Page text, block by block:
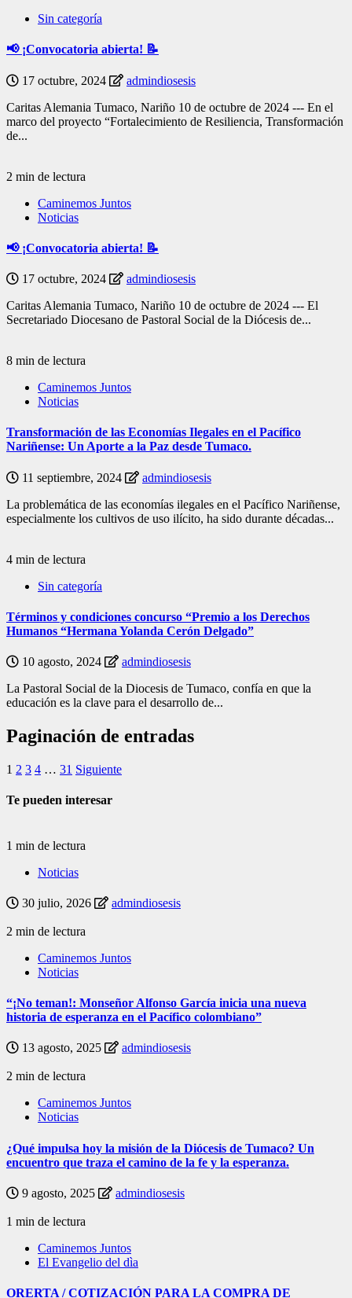
Sin categoría
📢 ¡Convocatoria abierta! 📝
17 octubre, 2024
admindiosesis
Caritas Alemania Tumaco, Nariño 10 de octubre de 2024 --- En el
marco del proyecto “Fortalecimiento de Resiliencia, Transformación
de...
2 min de lectura
Caminemos Juntos
Noticias
📢 ¡Convocatoria abierta! 📝
17 octubre, 2024
admindiosesis
Caritas Alemania Tumaco, Nariño 10 de octubre de 2024 --- El
Secretariado Diocesano de Pastoral Social de la Diócesis de...
8 min de lectura
Caminemos Juntos
Noticias
Transformación de las Economías Ilegales en el Pacífico
Nariñense: Un Aporte a la Paz desde Tumaco.
11 septiembre, 2024
admindiosesis
La problemática de las economías ilegales en el Pacífico Nariñense,
especialmente los cultivos de uso ilícito, ha sido durante décadas...
4 min de lectura
Sin categoría
Términos y condiciones concurso “Premio a los Derechos
Humanos “Hermana Yolanda Cerón Delgado”
10 agosto, 2024
admindiosesis
La Pastoral Social de la Diocesis de Tumaco, confía en que la
educación es la clave para el desarrollo de...
Paginación de entradas
1 2 3 4 … 31 Siguiente
Te pueden interesar
1 min de lectura
Noticias
30 julio, 2026 admindiosesis
2 min de lectura
Caminemos Juntos
Noticias
“¡No teman!: Monseñor Alfonso García inicia una nueva
historia de esperanza en el Pacífico colombiano”
13 agosto, 2025 admindiosesis
2 min de lectura
Caminemos Juntos
Noticias
¿Qué impulsa hoy la misión de la Diócesis de Tumaco? Un
encuentro que traza el camino de la fe y la esperanza.
9 agosto, 2025 admindiosesis
1 min de lectura
Caminemos Juntos
El Evangelio del dìa
ORERTA / COTIZACIÓN PARA LA COMPRA DE